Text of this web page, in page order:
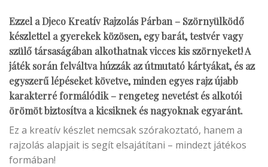
Ezzel a Djeco Kreatív Rajzolás Párban – Szörnyülködő
készlettel a gyerekek közösen, egy barát, testvér vagy
szülő társaságában alkothatnak vicces kis szörnyeket! A
játék során felváltva húzzák az útmutató kártyákat, és az
egyszerű lépéseket követve, minden egyes rajz újabb
karakterré formálódik – rengeteg nevetést és alkotói
örömöt biztosítva a kicsiknek és nagyoknak egyaránt.
Ez a kreatív készlet nemcsak szórakoztató, hanem a
rajzolás alapjait is segít elsajátítani – mindezt játékos
formában!